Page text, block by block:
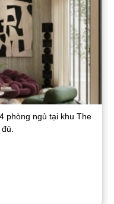
phòng ngủ tại khu The